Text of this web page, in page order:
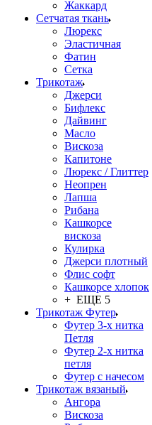
Жаккард
Сетчатая ткань
Люрекс
Эластичная
Фатин
Сетка
Трикотаж
Джерси
Бифлекс
Дайвинг
Масло
Вискоза
Капитоне
Люрекс / Глиттер
Неопрен
Лапша
Рибана
Кашкорсе
вискоза
Кулирка
Джерси плотный
Флис софт
Кашкорсе хлопок
+ ЕЩЕ 5
Трикотаж Футер
Футер 3-х нитка
Петля
Футер 2-х нитка
петля
Футер с начесом
Трикотаж вязаный
Ангора
Вискоза